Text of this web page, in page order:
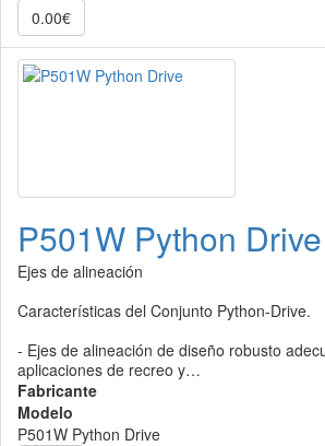
0.00€
P501W Python Drive
Ejes de alineación
Características del Conjunto Python-Drive.
- Ejes de alineación de diseño robusto
aplicaciones de recreo y…
Fabricante
Modelo
P501W Python Drive